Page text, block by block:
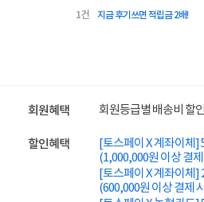
1건 지금 후기쓰면 적립금 2배!
회원혜택 회원등급별 배송비 할인
할인혜택
[토스페이 X 계좌이체]
(1,000,000원 이상 결
[토스페이 X 계좌이체]
(600,000원 이상 결제